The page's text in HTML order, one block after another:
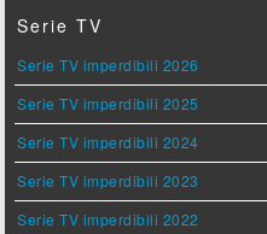
Serie TV
Serie TV imperdibili 2026
Serie TV imperdibili 2025
Serie TV imperdibili 2024
Serie TV imperdibili 2023
Serie TV imperdibili 2022